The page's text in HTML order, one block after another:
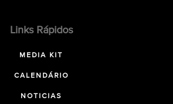
Links Rápidos
MEDIA KIT
CALENDÁRIO
NOTICIAS